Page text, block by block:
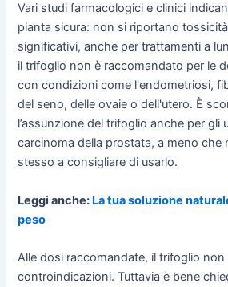
Vari studi farmacologici e clinici
pianta sicura: non si riportano
significativi, anche per trattamenti a
il trifoglio non è raccomandato per le
con condizioni come l'endometriosi,
del seno, delle ovaie o dell'utero. È
l’assunzione del trifoglio anche per gli
carcinoma della prostata, a meno che
stesso a consigliare di usarlo.
Leggi anche: La tua soluzione
peso
Alle dosi raccomandate, il trifoglio
controindicazioni. Tuttavia è bene